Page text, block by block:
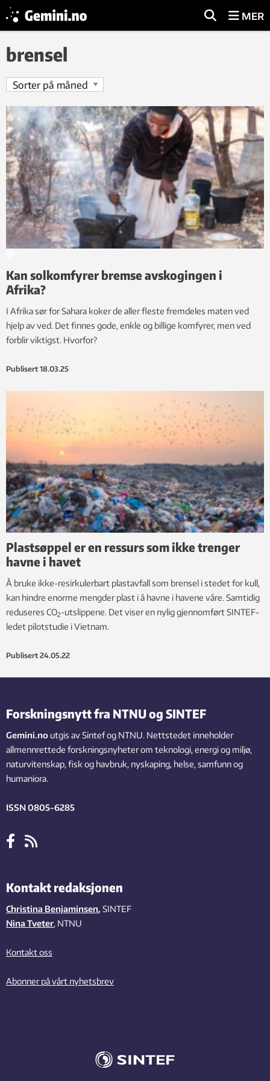
MER
brensel
Kan solkomfyrer bremse avskogingen i
Afrika?
I Afrika sør for Sahara koker de aller fleste fremdeles maten ved
hjelp av ved. Det finnes gode, enkle og billige komfyrer, men ved
forblir viktigst. Hvorfor?
Publisert 18.03.25
Plastsøppel er en ressurs som ikke trenger
havne i havet
Å bruke ikke-resirkulerbart plastavfall som brensel i stedet for kull,
kan hindre enorme mengder plast i å havne i havene våre. Samtidig
reduseres CO2-utslippene. Det viser en nylig gjennomført SINTEF-
ledet pilotstudie i Vietnam.
Publisert 24.05.22
Forskningsnytt fra NTNU og SINTEF
Gemini.no utgis av Sintef og NTNU. Nettstedet inneholder
allmennrettede forskningsnyheter om teknologi, energi og miljø,
naturvitenskap, fisk og havbruk, nyskaping, helse, samfunn og
humaniora.
ISSN 0805-6285
Kontakt redaksjonen
Christina Benjaminsen, SINTEF
Nina Tveter, NTNU
Kontakt oss
Abonner på vårt nyhetsbrev